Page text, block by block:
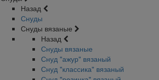
Назад
Снуды
Снуды вязаные
Назад
Снуды вязаные
Снуд "ажур" вязаный
Снуд "классика" вязаный